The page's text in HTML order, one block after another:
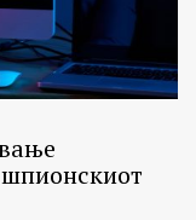
шпионскиот